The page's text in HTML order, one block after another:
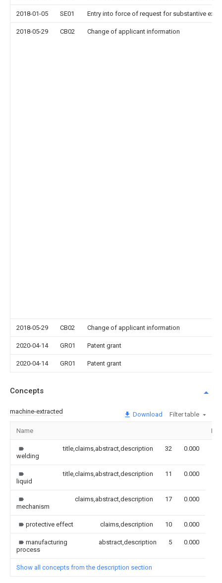
2018-01-05 SE01 Entry into force of request for substantive
2018-05-29 CB02 Change of applicant information
2018-05-29 CB02 Change of applicant information
2020-04-14 GR01 Patent grant
2020-04-14 GR01 Patent grant
Concepts
machine-extracted Download Filter table
Name
welding
title,claims,abstract,description 32 0.000
liquid
title,claims,abstract,description 11 0.000
mechanism
claims,abstract,description 17 0.000
protective effect claims,description 10 0.000
manufacturing
process
abstract,description 5 0.000
Show all concepts from the description section